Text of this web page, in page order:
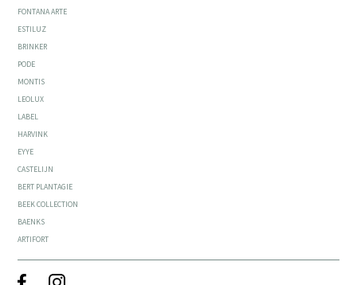
FONTANA ARTE
ESTILUZ
BRINKER
PODE
MONTIS
LEOLUX
LABEL
HARVINK
EYYE
CASTELIJN
BERT PLANTAGIE
BEEK COLLECTION
BAENKS
ARTIFORT